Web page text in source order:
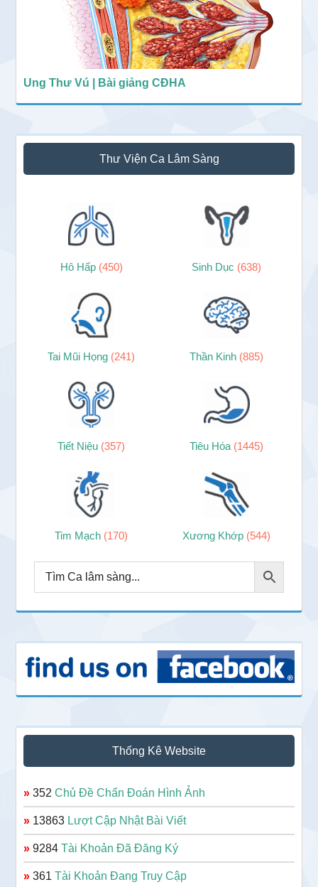
Ung Thư Vú | Bài giảng CĐHA
Thư Viện Ca Lâm Sàng
Hô Hấp (450) Sinh Dục (638)
Tai Mũi Họng (241) Thần Kinh (885)
Tiết Niệu (357) Tiêu Hóa (1445)
Tim Mạch (170) Xương Khớp (544)
Thống Kê Website
» 352Chủ Đề Chẩn Đoán Hình Ảnh
» 13863 Lượt Cập Nhật Bài Viết
» 9284Tài Khoản Đã Đăng Ký
» 361Tài Khoản Đang Truy Cập